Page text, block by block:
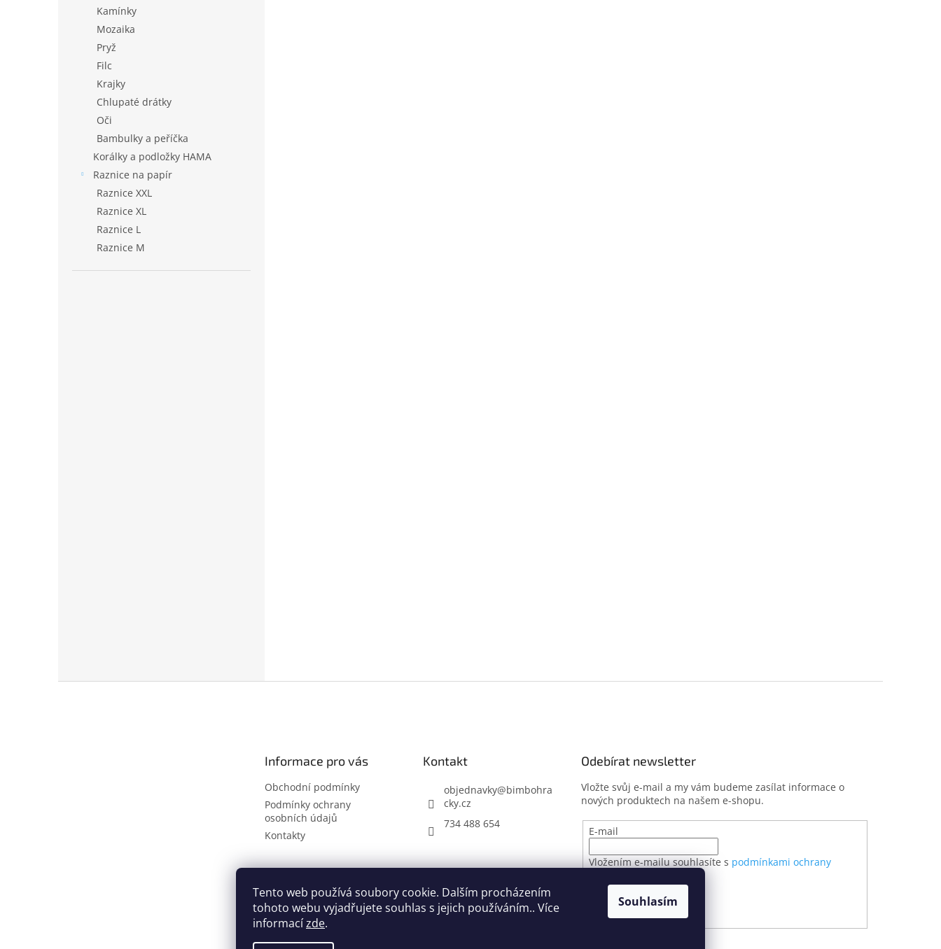
Tento web používá soubory cookie. Dalším procházením
tohoto webu vyjadřujete souhlas s jejich používáním.. Více
informacízde.
Souhlasím
Kamínky
Mozaika
Pryž
Filc
Krajky
Chlupaté drátky
Oči
Bambulky a peříčka
Korálky a podložky HAMA
Raznice na papír
Raznice XXL
Raznice XL
Raznice L
Raznice M
Informace pro vás
Obchodní podmínky
Podmínky ochrany
osobních údajů
Kontakty
Kontakt
objednavky@bimbohra
cky.cz
734 488 654
Odebírat newsletter
Vložte svůj e-mail a my vám budeme zasílat informace o
nových produktech na našem e-shopu.
E-mail
Vložením e-mailu souhlasíte s podmínkami ochrany
PŘIHLÁSIT SE